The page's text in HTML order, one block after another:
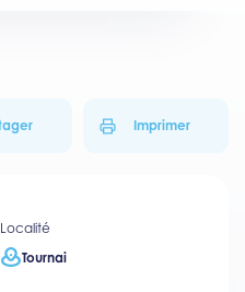
Imprimer
Localité
Tournai